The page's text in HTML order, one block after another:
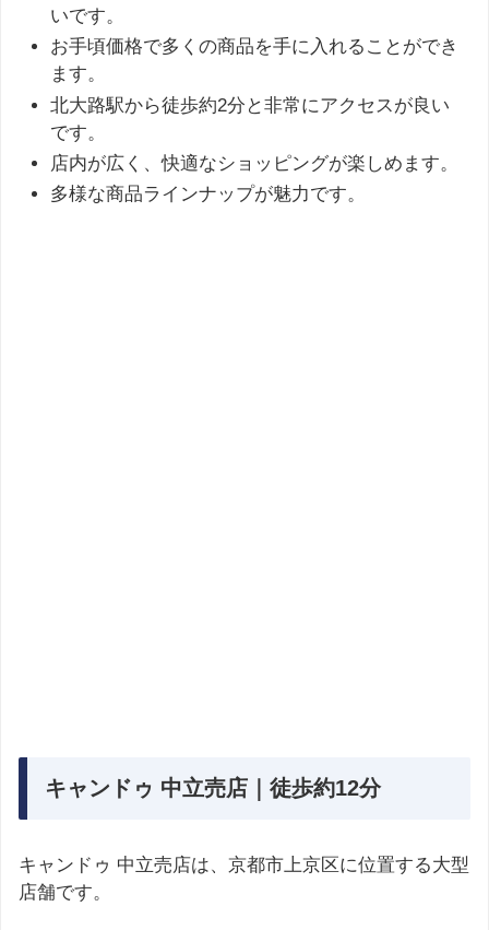
いです。
お手頃価格で多くの商品を手に入れることができ
ます。
北大路駅から徒歩約2分と非常にアクセスが良い
です。
店内が広く、快適なショッピングが楽しめます。
多様な商品ラインナップが魅力です。
キャンドゥ 中立売店｜徒歩約12分
キャンドゥ 中立売店は、京都市上京区に位置する大型
店舗です。